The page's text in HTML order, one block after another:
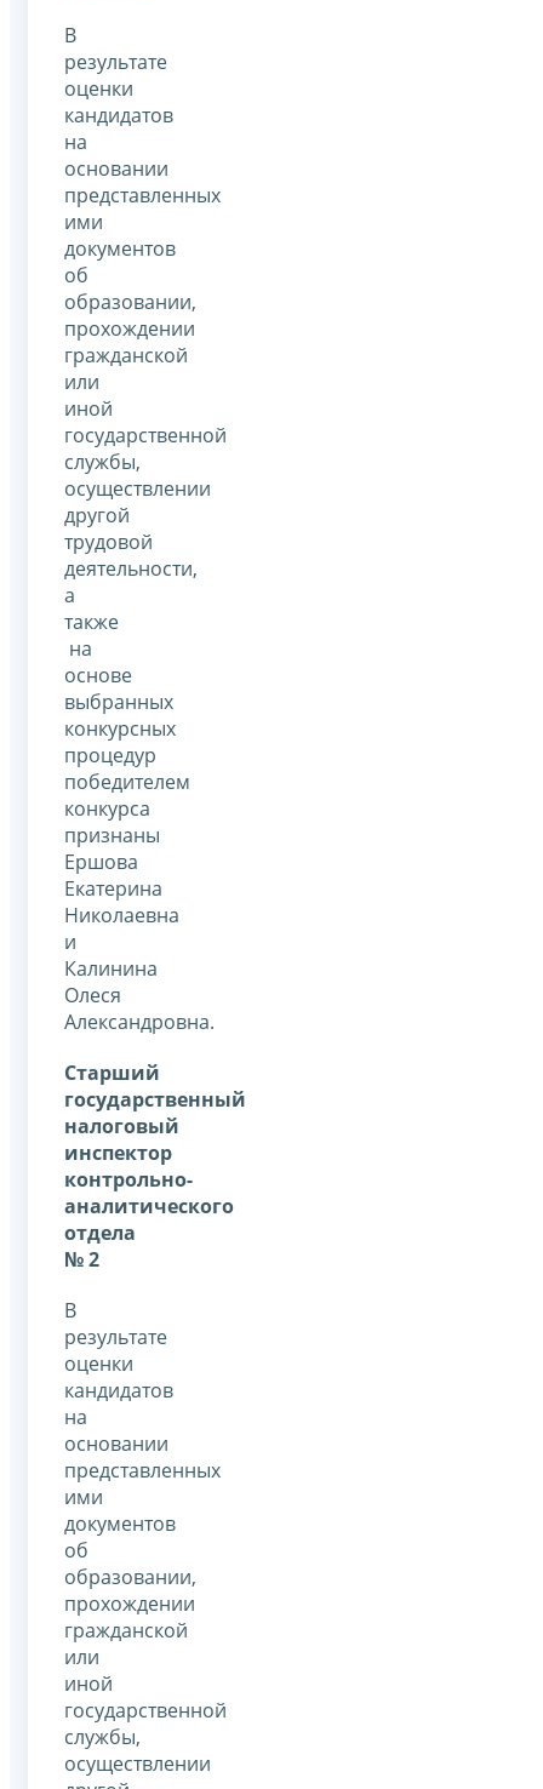
В
результате
оценки
кандидатов
на
основании
представленных
ими
документов
об
образовании,
прохождении
гражданской
или
иной
государственной
службы,
осуществлении
другой
трудовой
деятельности,
а
также
на
основе
выбранных
конкурсных
процедур
победителем
конкурса
признаны
Ершова
Екатерина
Николаевна
и
Калинина
Олеся
Александровна.
Старший
государственный
налоговый
инспектор
контрольно-
аналитического
отдела
№ 2
В
результате
оценки
кандидатов
на
основании
представленных
ими
документов
об
образовании,
прохождении
гражданской
или
иной
государственной
службы,
осуществлении